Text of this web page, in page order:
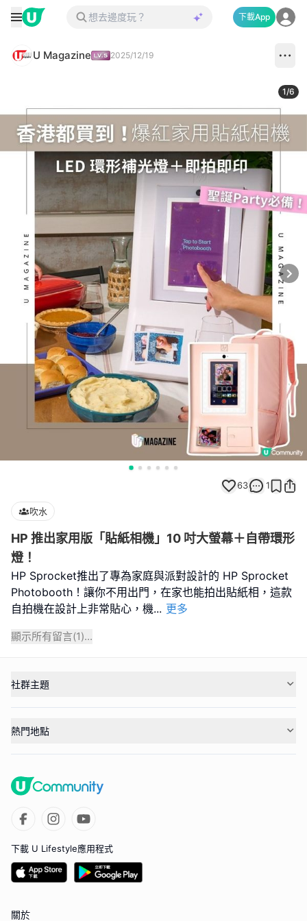
下載App
U Magazine 2025/12/19
1/6
63 1
吹水
HP 推出家用版「貼紙相機」10 吋大螢幕＋自帶環形
燈！
HP Sprocket推出了專為家庭與派對設計的 HP Sprocket
Photobooth！讓你不用出門，在家也能拍出貼紙相，這款
自拍機在設計上非常貼心，機... 更多
顯示所有留言(1)...
社群主題
熱門地點
下載 U Lifestyle應用程式
關於